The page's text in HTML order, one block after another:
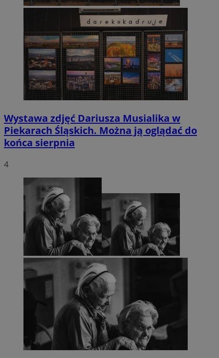
Wystawa zdjęć Dariusza Musialika w
Piekarach Śląskich. Można ją oglądać do
końca sierpnia
4